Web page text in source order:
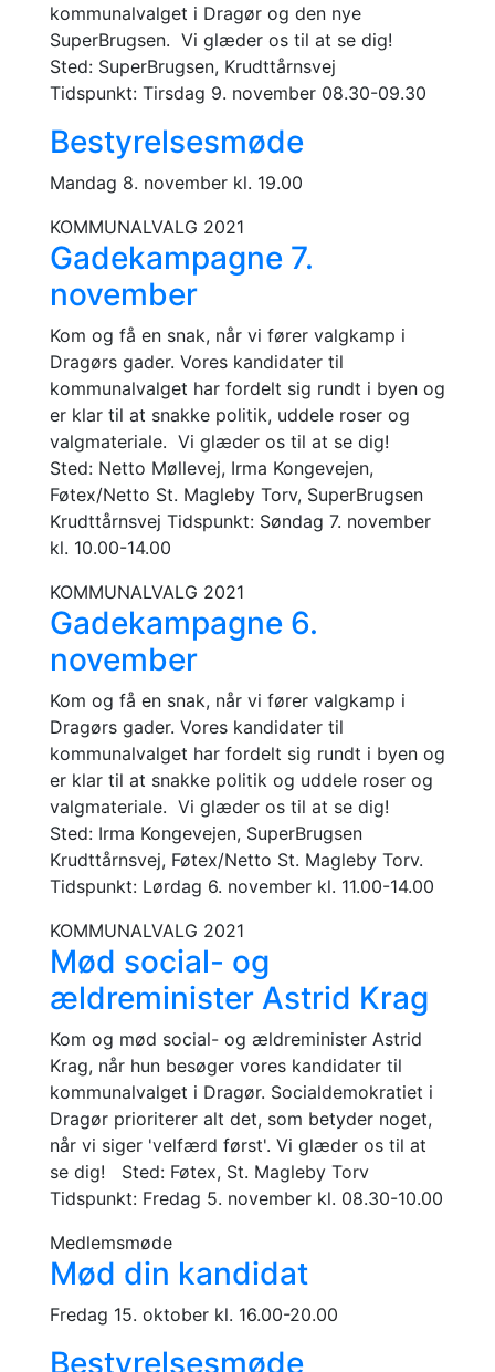
kommunalvalget i Dragør og den nye
SuperBrugsen. Vi glæder os til at se dig!
Sted: SuperBrugsen, Krudttårnsvej
Tidspunkt: Tirsdag 9. november 08.30-09.30
Bestyrelsesmøde
Mandag 8. november kl. 19.00
KOMMUNALVALG 2021
Gadekampagne 7.
november
Kom og få en snak, når vi fører valgkamp i
Dragørs gader. Vores kandidater til
kommunalvalget har fordelt sig rundt i byen og
er klar til at snakke politik, uddele roser og
valgmateriale. Vi glæder os til at se dig!
Sted: Netto Møllevej, Irma Kongevejen,
Føtex/Netto St. Magleby Torv, SuperBrugsen
Krudttårnsvej Tidspunkt: Søndag 7. november
kl. 10.00-14.00
KOMMUNALVALG 2021
Gadekampagne 6.
november
Kom og få en snak, når vi fører valgkamp i
Dragørs gader. Vores kandidater til
kommunalvalget har fordelt sig rundt i byen og
er klar til at snakke politik og uddele roser og
valgmateriale. Vi glæder os til at se dig!
Sted: Irma Kongevejen, SuperBrugsen
Krudttårnsvej, Føtex/Netto St. Magleby Torv.
Tidspunkt: Lørdag 6. november kl. 11.00-14.00
KOMMUNALVALG 2021
Mød social- og
ældreminister Astrid Krag
Kom og mød social- og ældreminister Astrid
Krag, når hun besøger vores kandidater til
kommunalvalget i Dragør. Socialdemokratiet i
Dragør prioriterer alt det, som betyder noget,
når vi siger 'velfærd først'. Vi glæder os til at
se dig! Sted: Føtex, St. Magleby Torv
Tidspunkt: Fredag 5. november kl. 08.30-10.00
Medlemsmøde
Mød din kandidat
Fredag 15. oktober kl. 16.00-20.00
Bestyrelsesmøde